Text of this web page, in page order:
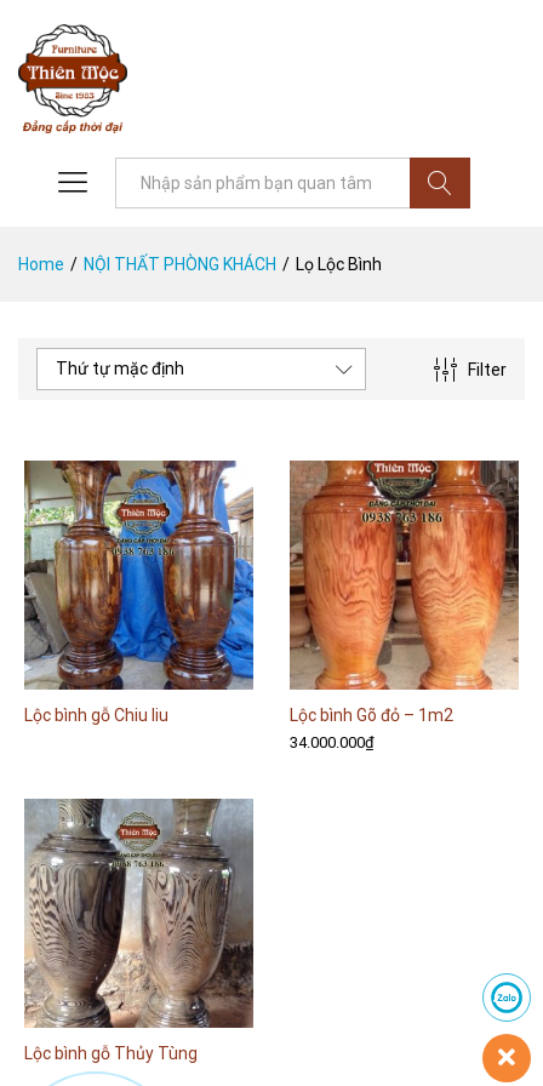
Home / NỘI THẤT PHÒNG KHÁCH / Lọ Lộc Bình
Filter
Thứ tự mặc định
Lộc bình gỗ Chiu liu Lộc bình Gõ đỏ – 1m2
34.000.000₫
Lộc bình gỗ Thủy Tùng